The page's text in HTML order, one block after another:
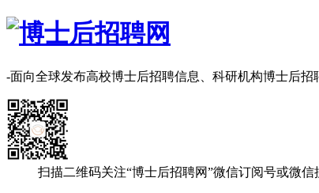
-面向全球发布高校博士后招聘信息、科研机构博士后招
扫描二维码关注“博士后招聘网”微信订阅号或微信